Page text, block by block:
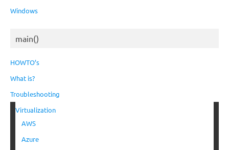
Windows
main()
HOWTO’s
What is?
Troubleshooting
Virtualization
AWS
Azure